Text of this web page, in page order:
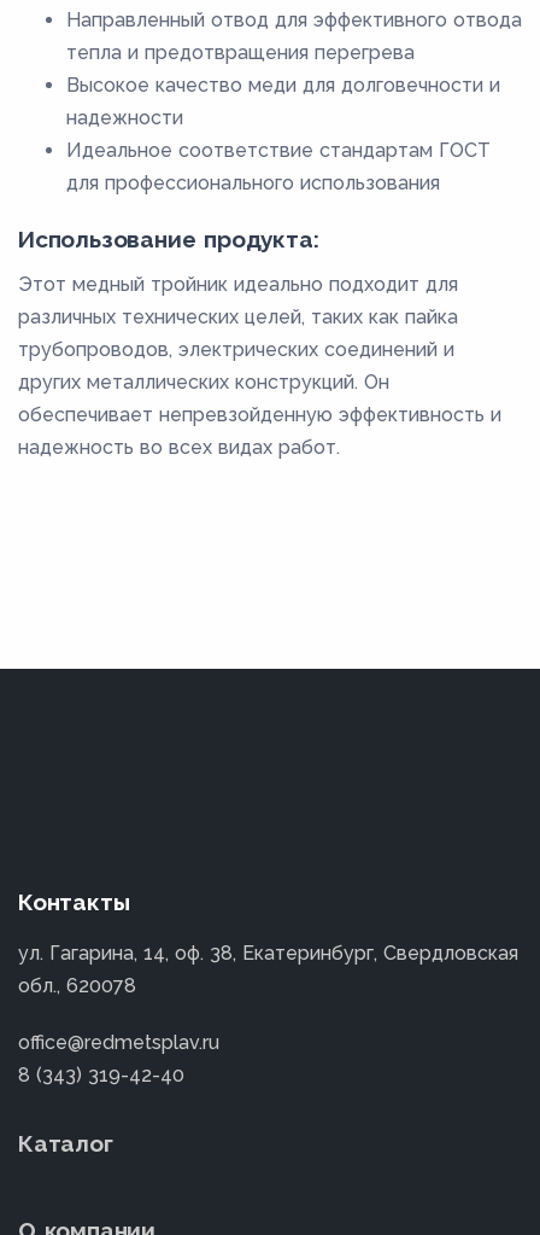
Направленный отвод для эффективного отвода
тепла и предотвращения перегрева
Высокое качество меди для долговечности и
надежности
Идеальное соответствие стандартам ГОСТ
для профессионального использования
Использование продукта:
Этот медный тройник идеально подходит для
различных технических целей, таких как пайка
трубопроводов, электрических соединений и
других металлических конструкций. Он
обеспечивает непревзойденную эффективность и
надежность во всех видах работ.
Контакты
ул. Гагарина, 14, оф. 38, Екатеринбург, Свердловская
обл., 620078
office@redmetsplav.ru
8 (343) 319-42-40
Каталог